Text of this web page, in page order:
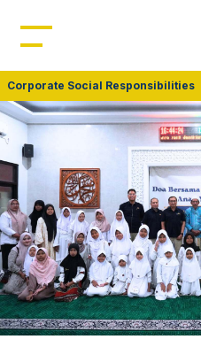
Home
Profil
Manajemen
Kepemimpinan
Sumber Daya
Produk
Berita
Corporate Social Responsibilities